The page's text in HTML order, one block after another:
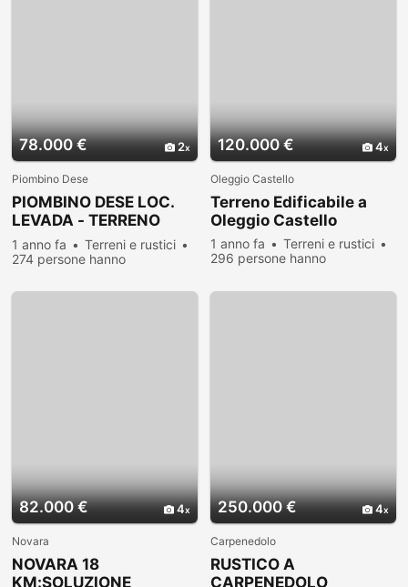
78.000 € 2
Piombino Dese
PIOMBINO DESE LOC.
LEVADA - TERRENO
EDIFICABILE DI
1 anno fa
Terreni e rustici
274 persone hanno
120.000 € 4
Oleggio Castello
Terreno Edificabile a
Oleggio Castello
1 anno fa
Terreni e rustici
296 persone hanno
82.000 € 4
Novara
NOVARA 18
KM:SOLUZIONE
250.000 € 4
Carpenedolo
RUSTICO A
CARPENEDOLO